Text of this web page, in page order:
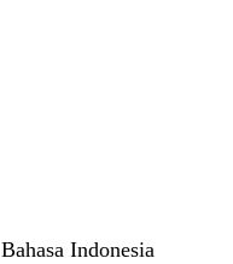
Bahasa Indonesia